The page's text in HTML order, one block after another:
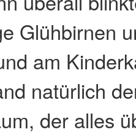
Glühbirnen
am
natürlich
der alles